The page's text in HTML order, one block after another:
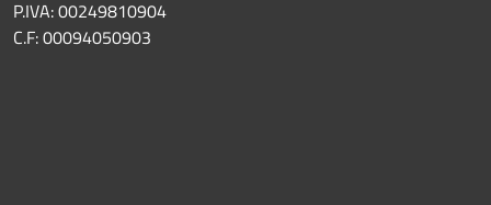
P.IVA: 00249810904
C.F: 00094050903